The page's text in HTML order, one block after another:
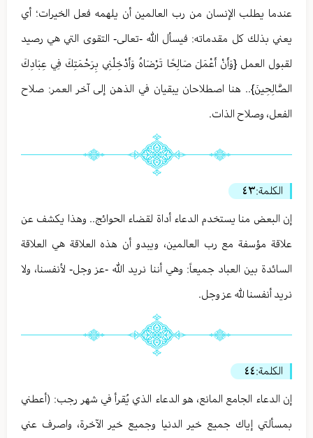
عندما يطلب الإنسان من رب العالمين أن يلهمه فعل الخيرات؛ أي
يعني بذلك كل مقدماته: فيسأل الله -تعالى- التقوى التي هي رصيد
لقبول العمل {وَأَنْ أَعْمَلَ صَالِحًا تَرْضَاهُ وَأَدْخِلْنِي بِرَحْمَتِكَ فِي عِبَادِكَ
الصَّالِحِينَ}.. هنا اصطلاحان يبقيان في الذهن إلى آخر العمر: صلاح
الفعل، وصلاح الذات.
الكلمة:٤٣
إن البعض منا يستخدم الدعاء أداة لقضاء الحوائج.. وهذا يكشف عن
علاقة مؤسفة مع رب العالمين، ويبدو أن هذه العلاقة هي العلاقة
السائدة بين العباد جميعاً: وهي أننا نريد الله -عز وجل- لأنفسنا، ولا
نريد أنفسنا لله عز وجل.
الكلمة:٤٤
إن الدعاء الجامع المانع، هو الدعاء الذي يُقرأ في شهر رجب: (أعطني
بمسألتي إياك جميع خير الدنيا وجميع خير الآخرة، واصرف عني